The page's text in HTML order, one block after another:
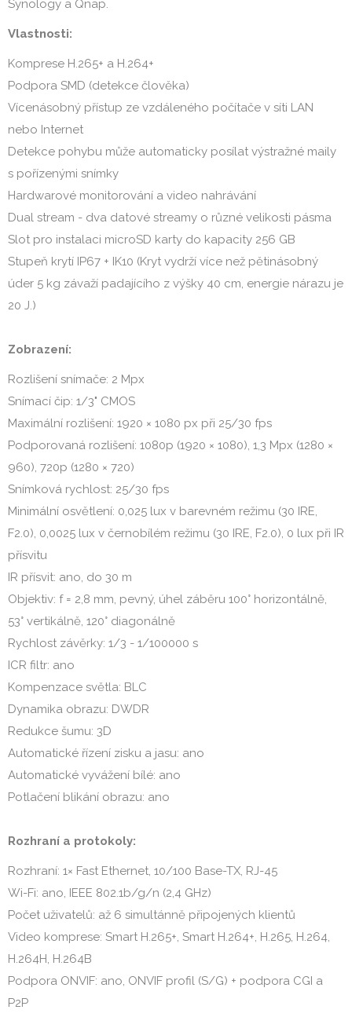
Synology a Qnap.
Vlastnosti:
Komprese H.265+ a H.264+
Podpora SMD (detekce člověka)
Vícenásobný přístup ze vzdáleného počítače v síti LAN
nebo Internet
Detekce pohybu může automaticky posílat výstražné maily
s pořízenými snímky
Hardwarové monitorování a video nahrávání
Dual stream - dva datové streamy o různé velikosti pásma
Slot pro instalaci microSD karty do kapacity 256 GB
Stupeň krytí IP67 + IK10 (Kryt vydrží více než pětinásobný
úder 5 kg závaží padajícího z výšky 40 cm, energie nárazu je
20 J.)
Zobrazení:
Rozlišení snímače: 2 Mpx
Snímací čip: 1/3" CMOS
Maximální rozlišení: 1920 × 1080 px při 25/30 fps
Podporovaná rozlišení: 1080p (1920 × 1080), 1,3 Mpx (1280 ×
960), 720p (1280 × 720)
Snímková rychlost: 25/30 fps
Minimální osvětlení: 0,025 lux v barevném režimu (30 IRE,
F2.0), 0,0025 lux v černobílém režimu (30 IRE, F2.0), 0 lux při IR
přísvitu
IR přísvit: ano, do 30 m
Objektiv: f = 2,8 mm, pevný, úhel záběru 100° horizontálně,
53° vertikálně, 120° diagonálně
Rychlost závěrky: 1/3 - 1/100000 s
ICR filtr: ano
Kompenzace světla: BLC
Dynamika obrazu: DWDR
Redukce šumu: 3D
Automatické řízení zisku a jasu: ano
Automatické vyvážení bílé: ano
Potlačení blikání obrazu: ano
Rozhraní a protokoly:
Rozhraní: 1× Fast Ethernet, 10/100 Base-TX, RJ-45
Wi-Fi: ano, IEEE 802.1b/g/n (2,4 GHz)
Počet uživatelů: až 6 simultánně připojených klientů
Video komprese: Smart H.265+, Smart H.264+, H.265, H.264,
H.264H, H.264B
Podpora ONVIF: ano, ONVIF profil (S/G) + podpora CGI a
P2P